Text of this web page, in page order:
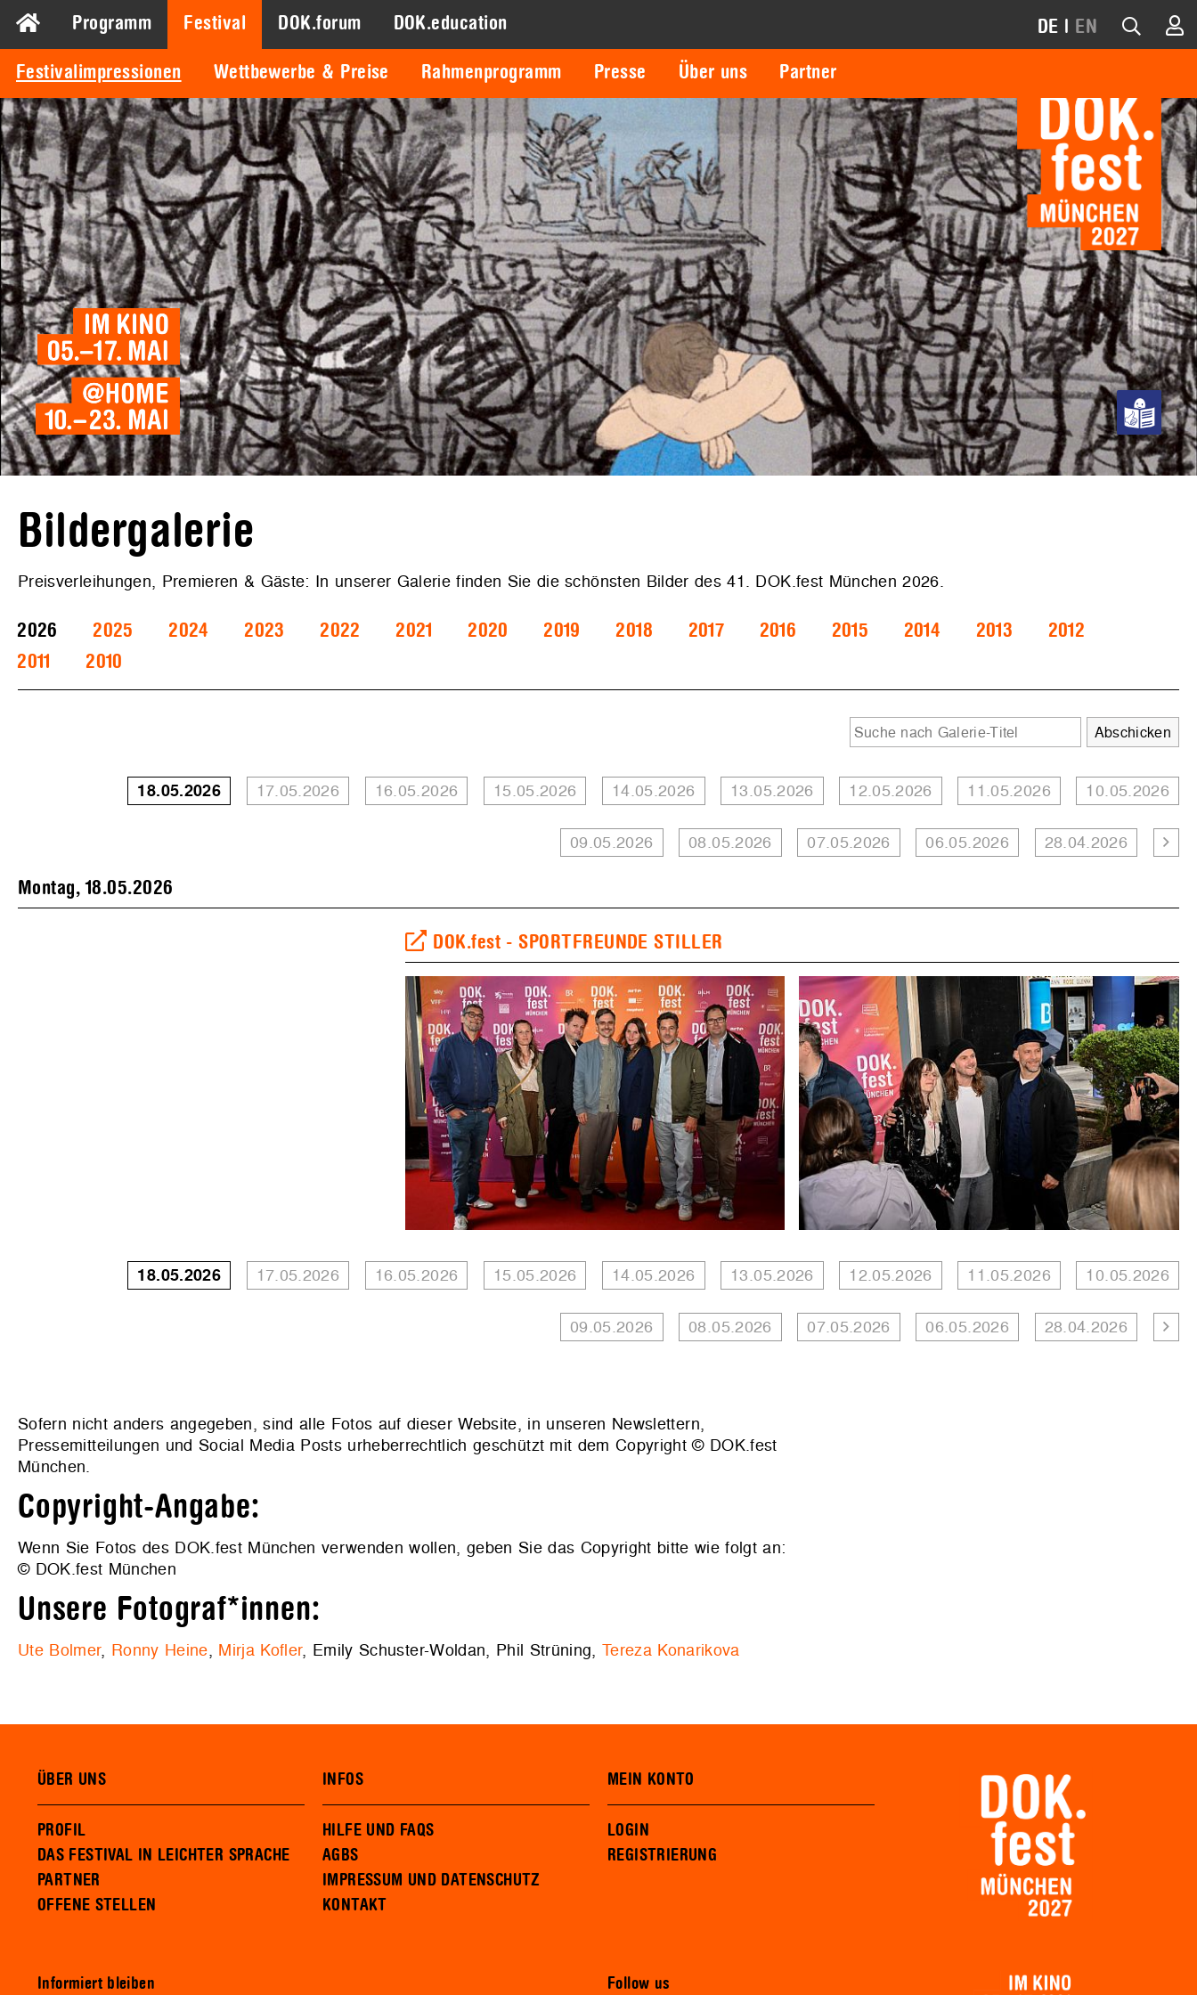
Programm Festival
Festivalimpressionen Wettbewerbe & Preise Rahmenprogramm Presse Über uns Partner
DOK.forum DOK.education DE | EN
Bildergalerie
Preisverleihungen, Premieren & Gäste: In unserer Galerie finden Sie die schönsten Bilder des 41. DOK.fest München 2026.
2026 2025 2024 2023 2022 2021 2020 2019 2018 2017 2016 2015 2014 2013
2012
2011
2010
18.05.2026 17.05.2026 16.05.2026 15.05.2026 14.05.2026 13.05.2026 12.05.2026 11.05.2026 10.05.2026
09.05.2026 08.05.2026 07.05.2026 06.05.2026 28.04.2026
Montag, 18.05.2026
DOK.fest - SPORTFREUNDE STILLER
18.05.2026 17.05.2026 16.05.2026 15.05.2026 14.05.2026 13.05.2026 12.05.2026 11.05.2026 10.05.2026
09.05.2026 08.05.2026 07.05.2026 06.05.2026 28.04.2026
Sofern nicht anders angegeben, sind alle Fotos auf dieser Website, in unseren Newslettern,
Pressemitteilungen und Social Media Posts urheberrechtlich geschützt mit dem Copyright © DOK.fest
München.
Copyright-Angabe:
Wenn Sie Fotos des DOK.fest München verwenden wollen, geben Sie das Copyright bitte wie folgt an:
© DOK.fest München
Unsere Fotograf*innen:
Ute Bolmer, Ronny Heine, Mirja Kofler, Emily Schuster-Woldan, Phil Strüning, Tereza Konarikova
ÜBER UNS
PROFIL
DAS FESTIVAL IN LEICHTER SPRACHE
PARTNER
OFFENE STELLEN
INFOS
HILFE UND FAQS
AGBS
IMPRESSUM UND DATENSCHUTZ
KONTAKT
MEIN KONTO
LOGIN
REGISTRIERUNG
Informiert bleiben Follow us